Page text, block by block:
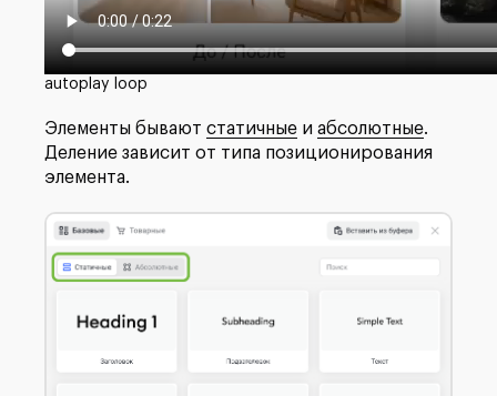
autoplay loop
Элементы бывают статичные и абсолютные.
Деление зависит от типа позиционирования
элемента.